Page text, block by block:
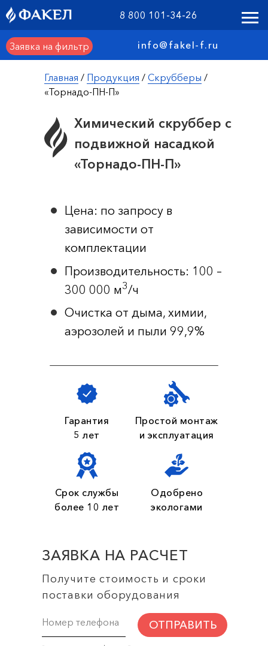
8 800 101-34-26
Заявка на фильтр info@fakel-f.ru
Главная / Продукция / Скрубберы /
«Торнадо-ПН-П»
Химический скруббер с
подвижной насадкой
«Торнадо-ПН-П»
Цена: по запросу в
зависимости от
комплектации
Производительность: 100 –
300 000 м3/ч
Очистка от дыма, химии,
аэрозолей и пыли 99,9%
Гарантия
5 лет
Простой монтаж
и эксплуатация
Срок службы
более 10 лет
Одобрено
экологами
ОТПРАВИТЬ
ЗАЯВКА НА РАСЧЕТ
Получите стоимость и сроки
поставки оборудования